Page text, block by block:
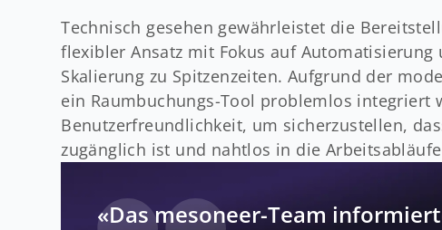
Technisch gesehen gewährleistet die
flexibler Ansatz mit Fokus auf
Skalierung zu Spitzenzeiten. Aufgrund der
ein Raumbuchungs-Tool problemlos integriert
Benutzerfreundlichkeit, um sicherzustellen,
zugänglich ist und nahtlos in die
«Das mesoneer-Team